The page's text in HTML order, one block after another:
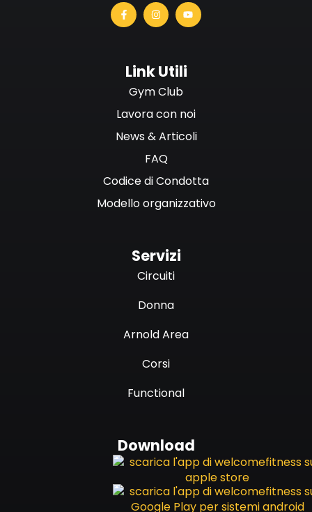
Link Utili
Gym Club
Lavora con noi
News & Articoli
FAQ
Codice di Condotta
Modello organizzativo
Servizi
Circuiti
Donna
Arnold Area
Corsi
Functional
Download